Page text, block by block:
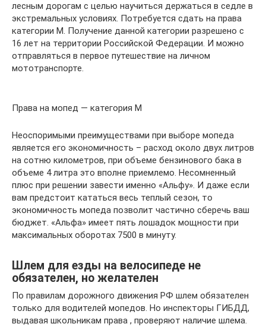
лесным дорогам с целью научиться держаться в седле в
экстремальных условиях. Потребуется сдать на права
категории М. Получение данной категории разрешено с
16 лет на территории Российской Федерации. И можно
отправляться в первое путешествие на личном
мототранспорте.
Права на мопед — категория М
Неоспоримыми преимуществами при выборе мопеда
является его экономичность – расход около двух литров
на сотню километров, при объеме бензинового бака в
объеме 4 литра это вполне приемлемо. Несомненный
плюс при решении завести именно «Альфу». И даже если
вам предстоит кататься весь теплый сезон, то
экономичность мопеда позволит частично сберечь ваш
бюджет. «Альфа» имеет пять лошадок мощности при
максимальных оборотах 7500 в минуту.
Шлем для езды на велосипеде не
обязателен, но желателен
По правилам дорожного движения РФ шлем обязателен
только для водителей мопедов. Но инспекторы ГИБДД,
выдавая школьникам права , проверяют наличие шлема.